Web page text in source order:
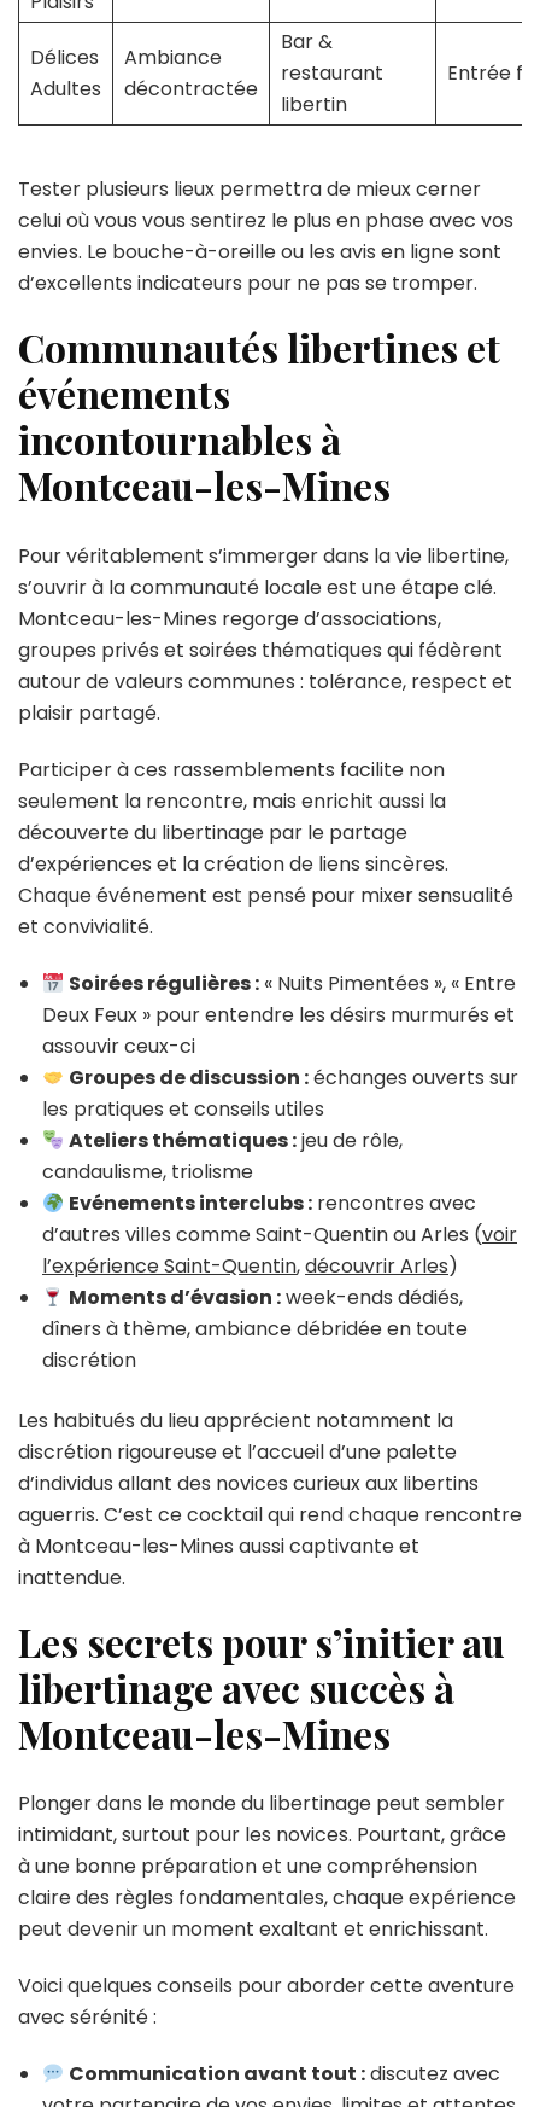
Délices
Adultes
Ambiance
décontractée
Bar &
restaurant
libertin
Entrée
Tester plusieurs lieux permettra de mieux cerner
celui où vous vous sentirez le plus en phase avec vos
envies. Le bouche-à-oreille ou les avis en ligne sont
d’excellents indicateurs pour ne pas se tromper.
Communautés libertines et
événements
incontournables à
Montceau-les-Mines
Pour véritablement s’immerger dans la vie libertine,
s’ouvrir à la communauté locale est une étape clé.
Montceau-les-Mines regorge d’associations,
groupes privés et soirées thématiques qui fédèrent
autour de valeurs communes : tolérance, respect et
plaisir partagé.
Participer à ces rassemblements facilite non
seulement la rencontre, mais enrichit aussi la
découverte du libertinage par le partage
d’expériences et la création de liens sincères.
Chaque événement est pensé pour mixer sensualité
et convivialité.
Soirées régulières : « Nuits Pimentées », « Entre
Deux Feux » pour entendre les désirs murmurés et
assouvir ceux-ci
Groupes de discussion :échanges ouverts sur
les pratiques et conseils utiles
Ateliers thématiques :jeu de rôle,
candaulisme, triolisme
Evénements interclubs : rencontres avec
d’autres villes comme Saint-Quentin ou Arles (voir
l’expérience Saint-Quentin,découvrir Arles)
Moments d’évasion :week-ends dédiés,
dîners à thème, ambiance débridée en toute
discrétion
Les habitués du lieu apprécient notamment la
discrétion rigoureuse et l’accueil d’une palette
d’individus allant des novices curieux aux libertins
aguerris. C’est ce cocktail qui rend chaque rencontre
à Montceau-les-Mines aussi captivante et
inattendue.
Les secrets pour s’initier au
libertinage avec succès à
Montceau-les-Mines
Plonger dans le monde du libertinage peut sembler
intimidant, surtout pour les novices. Pourtant, grâce
à une bonne préparation et une compréhension
claire des règles fondamentales, chaque expérience
peut devenir un moment exaltant et enrichissant.
Voici quelques conseils pour aborder cette aventure
avec sérénité :
Communication avant tout :discutez avec